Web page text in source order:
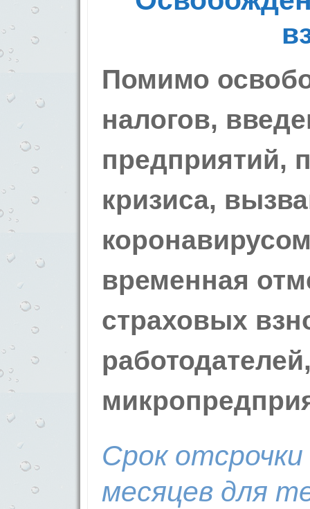
Помимо
налогов,
предприятий,
кризиса,
временная
страховых
Срок
месяцев для